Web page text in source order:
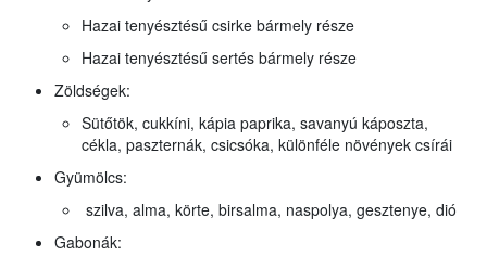
Hazai tenyésztésű csirke bármely része
Hazai tenyésztésű sertés bármely része
Zöldségek:
Sütőtök, cukkíni, kápia paprika, savanyú káposzta,
cékla, paszternák, csicsóka, különféle növények csírái
Gyümölcs:
szilva, alma, körte, birsalma, naspolya, gesztenye, dió
Gabonák: